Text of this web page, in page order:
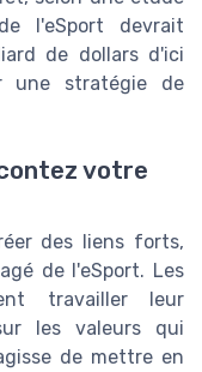
l'eSport devrait
de dollars d'ici
une stratégie de
votre
des liens forts,
de l'eSport. Les
travailler leur
les valeurs qui
de mettre en